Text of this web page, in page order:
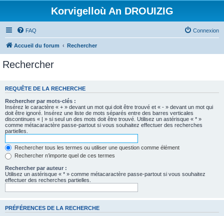
Korvigelloù An DROUIZIG
FAQ Connexion
Accueil du forum Rechercher
Rechercher
REQUÊTE DE LA RECHERCHE
Rechercher par mots-clés :
Insérez le caractère « + » devant un mot qui doit être trouvé et « - » devant un mot qui
doit être ignoré. Insérez une liste de mots séparés entre des barres verticales
discontinues « | » si seul un des mots doit être trouvé. Utilisez un astérisque « * »
comme métacaractère passe-partout si vous souhaitez effectuer des recherches
partielles.
Rechercher tous les termes ou utiliser une question comme élément
Rechercher n’importe quel de ces termes
Rechercher par auteur :
Utilisez un astérisque « * » comme métacaractère passe-partout si vous souhaitez
effectuer des recherches partielles.
PRÉFÉRENCES DE LA RECHERCHE